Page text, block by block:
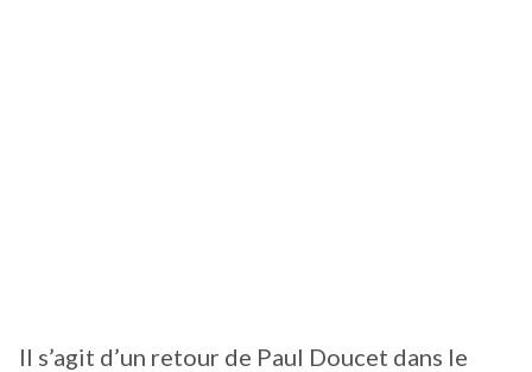
Il s’agit d’un retour de Paul Doucet dans le